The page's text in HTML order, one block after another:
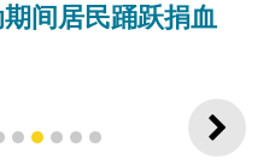
间居民踊跃捐血
下一
6 7 8 9 1011